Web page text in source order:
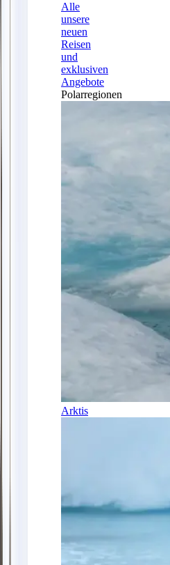
Alle
unsere
neuen
Reisen
und
exklusiven
Angebote
Polarregionen
Arktis